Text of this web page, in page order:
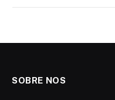
SOBRE NOS